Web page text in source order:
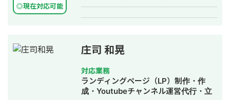
の他にもMEO,SNS,ナーチャリング,記
事作成などWEBマーケ領域全般を経験
サービス施設の運営 ・集客,採用,バッ
クオフィス業務,経営企画,マネジメント
など幅広く業務を担当 ・赤字施設の経
営を安定化し、2年で売上2倍、稼働率
100%以上を1年継続、2店舗目で営業利
White（現MYRT Harmony）を設立し
CMO。 2025年3月、不動産紹介会社売
サルティング及び資産管理を行う株式
会社AT&iホールディングス設立。3
月、MYRT Harmony一部売却。
◎現在対応可能
庄司 和晃
対応業務
ランディングページ（LP）制作・作
成・Youtubeチャンネル運営代行・立